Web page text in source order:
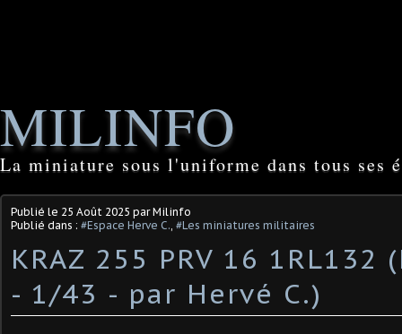
MILINFO
La miniature sous l'uniforme dans tous ses
Publié le 25 Août 2025 par Milinfo
Publié dans : #Espace Herve C., #Les miniatures militaires
KRAZ 255 PRV 16 1RL132
- 1/43 - par Hervé C.)